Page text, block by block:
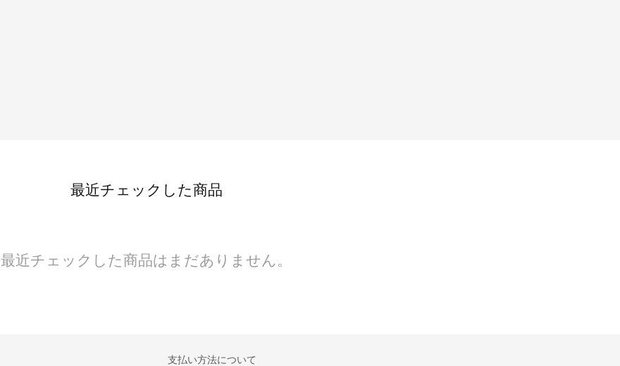
最近チェックした商品
最近チェックした商品はまだありません。
支払い方法について